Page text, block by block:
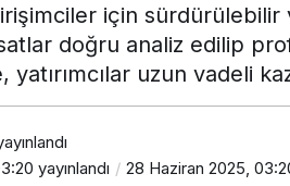
için sürdürülebilir
doğru analiz edilip
yatırımcılar uzun vadeli
yayınlandı 28 Haziran 2025,